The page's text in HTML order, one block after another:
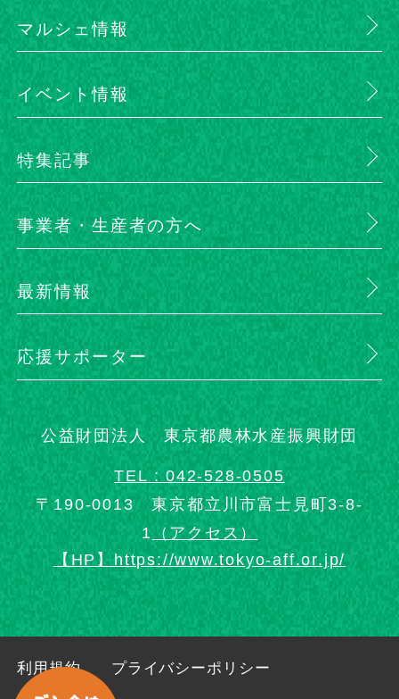
マルシェ情報
イベント情報
特集記事
事業者・生産者の方へ
最新情報
応援サポーター
公益財団法人 東京都農林水産振興財団
TEL : 042-528-0505
〒190-0013 東京都立川市富士見町3-8-
1 （アクセス）
【HP】https://www.tokyo-aff.or.jp/
利用規約 プライバシーポリシー